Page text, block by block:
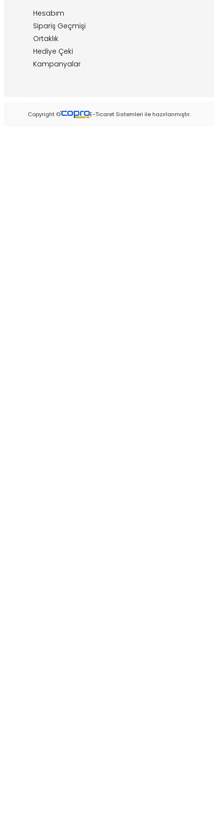
Hesabım
Sipariş Geçmişi
Ortaklık
Hediye Çeki
Kampanyalar